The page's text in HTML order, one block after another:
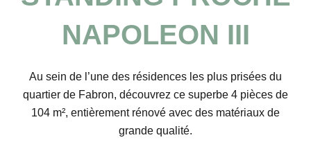
NAPOLEON III
Au sein de l’une des résidences les plus prisées du
quartier de Fabron, découvrez ce superbe 4 pièces de
104 m², entièrement rénové avec des matériaux de
grande qualité.